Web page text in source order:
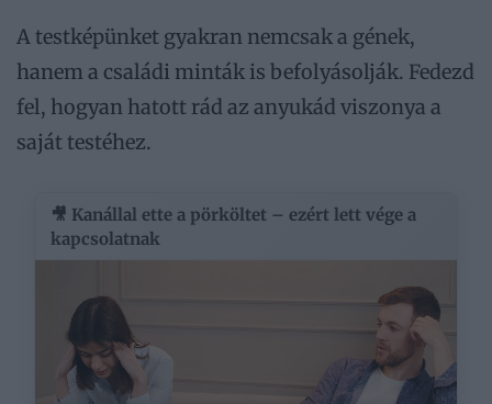
A testképünket gyakran nemcsak a gének,
hanem a családi minták is befolyásolják. Fedezd
fel, hogyan hatott rád az anyukád viszonya a
saját testéhez.
🎥 Kanállal ette a pörköltet – ezért lett vége a
kapcsolatnak